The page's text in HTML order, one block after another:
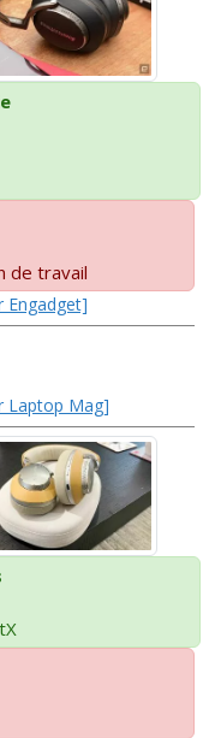
de travail
Engadget]
Laptop Mag]